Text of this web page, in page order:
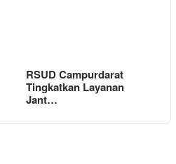
RSUD Campurdarat
Tingkatkan Layanan
Jant…